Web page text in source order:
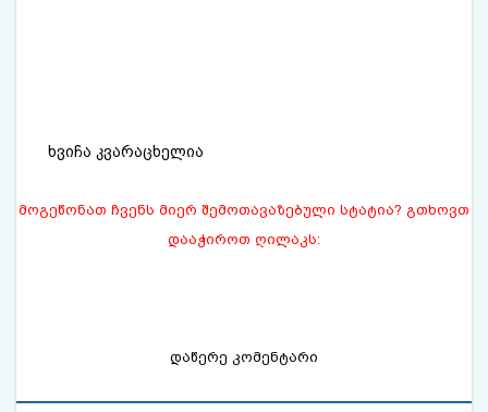
ხვიჩა კვარაცხელია
მოგეწონათ ჩვენს მიერ შემოთავაზებული სტატია? გთხოვთ
დააჭიროთ ღილაკს:
დაწერე კომენტარი